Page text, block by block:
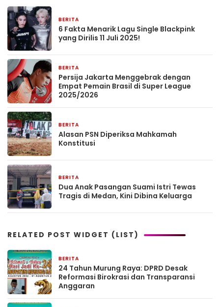
BERITA
6 Fakta Menarik Lagu Single Blackpink
yang Dirilis 11 Juli 2025!
BERITA
Persija Jakarta Menggebrak dengan
Empat Pemain Brasil di Super League
2025/2026
BERITA
Alasan PSN Diperiksa Mahkamah
Konstitusi
BERITA
Dua Anak Pasangan Suami Istri Tewas
Tragis di Medan, Kini Dibina Keluarga
RELATED POST WIDGET (LIST)
BERITA
24 Tahun Murung Raya: DPRD Desak
Reformasi Birokrasi dan Transparansi
Anggaran